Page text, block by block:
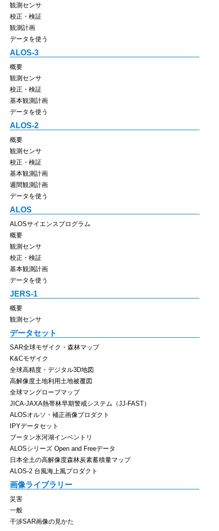
観測センサ
校正・検証
観測計画
データを使う
ALOS-3
概要
観測センサ
校正・検証
基本観測計画
データを使う
ALOS-2
概要
観測センサ
校正・検証
基本観測計画
週間観測計画
データを使う
ALOS
ALOSサイエンスプログラム
概要
観測センサ
校正・検証
基本観測計画
データを使う
JERS-1
概要
観測センサ
データセット
SAR全球モザイク・森林マップ
K&Cモザイク
全球高精度・デジタル3D地図
高解像度土地利用土地被覆図
全球マングローブマップ
JICA-JAXA熱帯林早期警戒システム（JJ-FAST）
ALOSオルソ・補正画像プロダクト
IPYデータセット
ブータン氷河湖インベントリ
ALOSシリーズ Open and Freeデータ
日本全土の高解像度森林炭素蓄積量マップ
ALOS-2 台風海上風プロダクト
画像ライブラリー
災害
一般
干渉SAR画像の見かた